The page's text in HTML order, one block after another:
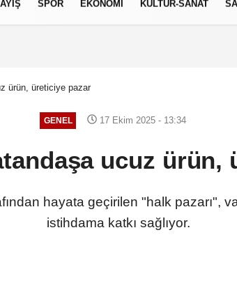
SPOR EKONOMİ KÜLTÜR-SANAT
ürün, üreticiye pazar
GENEL 17 Ekim 2025 - 13:34
ucuz ürün,
hayata geçirilen "halk pazarı",
istihdama katkı sağlıyor.